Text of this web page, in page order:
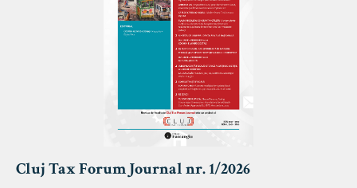
Cluj Tax Forum Journal nr. 1/2026